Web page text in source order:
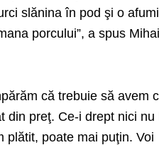
slănina în pod şi o
porcului”, a spus Mihai
că trebuie să avem
din preţ. Ce-i drept nici nu
plătit, poate mai puţin. Voi